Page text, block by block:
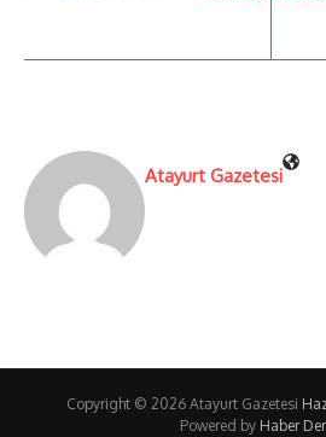
Atayurt Gazetesi
Copyright © 2026 Atayurt Gazetesi
Powered by Haber